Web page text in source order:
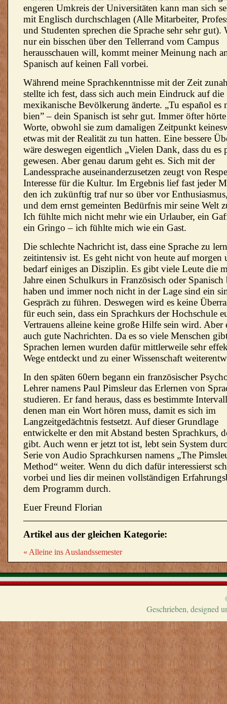
engeren Umkreis der Universitäten kann man sich
mit Englisch durchschlagen (Alle Mitarbeiter,
und Studenten sprechen die Sprache sehr sehr gut).
nur ein bisschen über den Tellerrand vom Campus
herausschauen will, kommt meiner Meinung nach
Spanisch auf keinen Fall vorbei.
Während meine Sprachkenntnisse mit der Zeit
stellte ich fest, dass sich auch mein Eindruck auf die
mexikanische Bevölkerung änderte. „Tu español es
bien” – dein Spanisch ist sehr gut. Immer öfter
Worte, obwohl sie zum damaligen Zeitpunkt
etwas mit der Realität zu tun hatten. Eine bessere
wäre deswegen eigentlich „Vielen Dank, dass du es
gewesen. Aber genau darum geht es. Sich mit der
Landessprache auseinanderzusetzen zeugt von
Interesse für die Kultur. Im Ergebnis lief fast jeder
den ich zukünftig traf nur so über vor
und dem ernst gemeinten Bedürfnis mir seine Welt
Ich fühlte mich nicht mehr wie ein Urlauber, ein
ein Gringo – ich fühlte mich wie ein Gast.
Die schlechte Nachricht ist, dass eine Sprache zu
zeitintensiv ist. Es geht nicht von heute auf morgen
bedarf einiges an Disziplin. Es gibt viele Leute die
Jahre einen Schulkurs in Französisch oder Spanisch
haben und immer noch nicht in der Lage sind ein
Gespräch zu führen. Deswegen wird es keine
für euch sein, dass ein Sprachkurs der Hochschule
Vertrauens alleine keine große Hilfe sein wird. Aber
auch gute Nachrichten. Da es so viele Menschen
Sprachen lernen wurden dafür mittlerweile sehr
Wege entdeckt und zu einer Wissenschaft
In den späten 60ern begann ein französischer
Lehrer namens Paul Pimsleur das Erlernen von
studieren. Er fand heraus, dass es bestimmte
denen man ein Wort hören muss, damit es sich im
Langzeitgedächtnis festsetzt. Auf dieser Grundlage
entwickelte er den mit Abstand besten Sprachkurs,
gibt. Auch wenn er jetzt tot ist, lebt sein System
Serie von Audio Sprachkursen namens „The
Method“ weiter. Wenn du dich dafür interessierst
vorbei und lies dir meinen vollständigen
dem Programm durch.
Euer Freund Florian
Artikel aus der gleichen Kategorie:
« Alleine ins Auslandssemester
Geschrieben, designed